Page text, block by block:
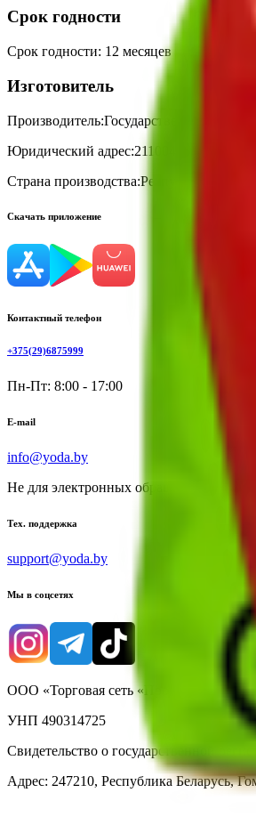
Срок годности
Срок годности: 12 месяцев
Изготовитель
Производитель:Государственное
Юридический адрес:211004,
Страна производства:Республика
Скачать приложение
Контактный телефон
+375(29)6875999
Пн-Пт: 8:00 - 17:00
E-mail
info@yoda.by
Не для электронных обращений
Тех. поддержка
support@yoda.by
Мы в соцсетях
ООО «Торговая сеть «Продмир»
УНП 490314725
Свидетельство о государственной
Адрес: 247210, Республика Беларусь,